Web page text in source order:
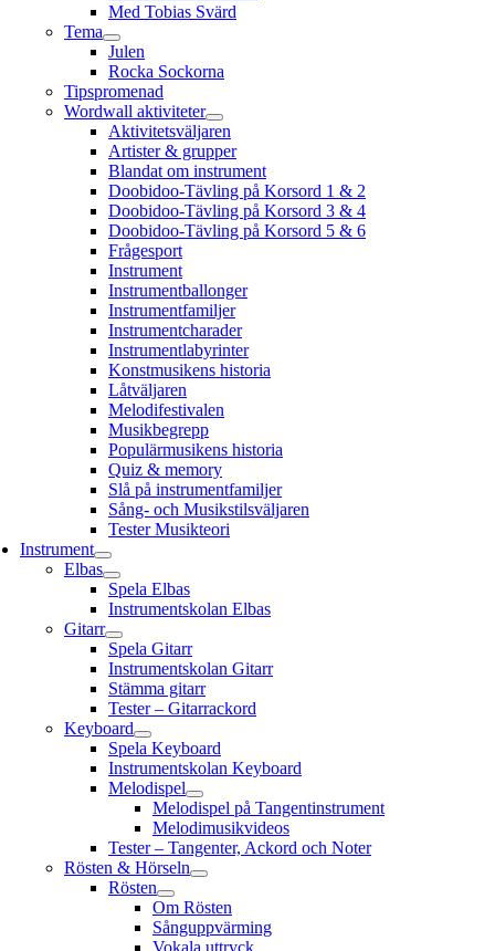
Med Tobias Svärd
Tema
Julen
Rocka Sockorna
Tipspromenad
Wordwall aktiviteter
Aktivitetsväljaren
Artister & grupper
Blandat om instrument
Doobidoo-Tävling på Korsord 1 & 2
Doobidoo-Tävling på Korsord 3 & 4
Doobidoo-Tävling på Korsord 5 & 6
Frågesport
Instrument
Instrumentballonger
Instrumentfamiljer
Instrumentcharader
Instrumentlabyrinter
Konstmusikens historia
Låtväljaren
Melodifestivalen
Musikbegrepp
Populärmusikens historia
Quiz & memory
Slå på instrumentfamiljer
Sång- och Musikstilsväljaren
Tester Musikteori
Instrument
Elbas
Spela Elbas
Instrumentskolan Elbas
Gitarr
Spela Gitarr
Instrumentskolan Gitarr
Stämma gitarr
Tester – Gitarrackord
Keyboard
Spela Keyboard
Instrumentskolan Keyboard
Melodispel
Melodispel på Tangentinstrument
Melodimusikvideos
Tester – Tangenter, Ackord och Noter
Rösten & Hörseln
Rösten
Om Rösten
Sånguppvärming
Vokala uttryck